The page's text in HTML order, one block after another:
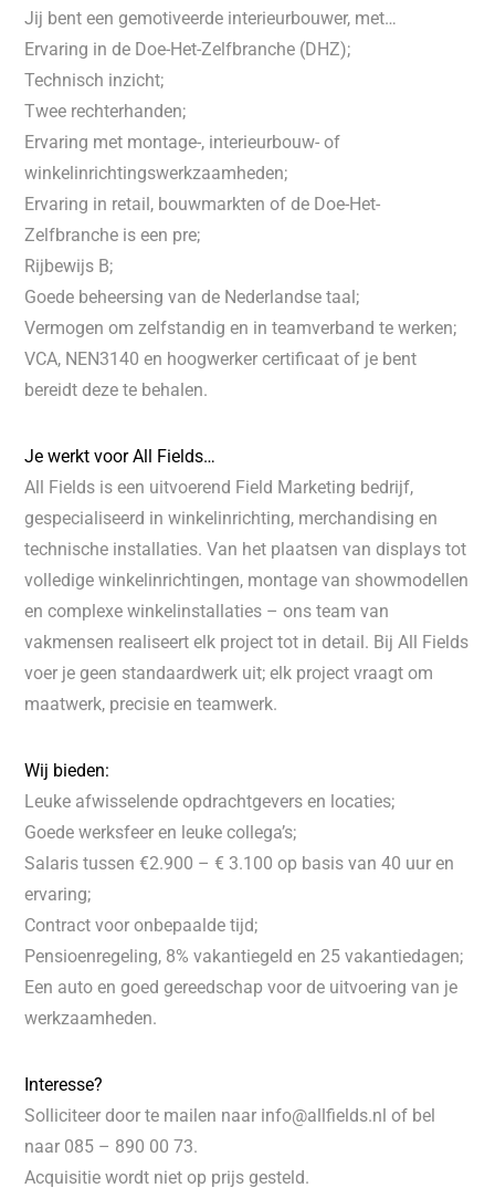
Jij bent een gemotiveerde interieurbouwer, met…
Ervaring in de Doe-Het-Zelfbranche (DHZ);
Technisch inzicht;
Twee rechterhanden;
Ervaring met montage-, interieurbouw- of
winkelinrichtingswerkzaamheden;
Ervaring in retail, bouwmarkten of de Doe-Het-
Zelfbranche is een pre;
Rijbewijs B;
Goede beheersing van de Nederlandse taal;
Vermogen om zelfstandig en in teamverband te werken;
VCA, NEN3140 en hoogwerker certificaat of je bent
bereidt deze te behalen.
Je werkt voor All Fields…
All Fields is een uitvoerend Field Marketing bedrijf,
gespecialiseerd in winkelinrichting, merchandising en
technische installaties. Van het plaatsen van displays tot
volledige winkelinrichtingen, montage van showmodellen
en complexe winkelinstallaties – ons team van
vakmensen realiseert elk project tot in detail. Bij All Fields
voer je geen standaardwerk uit; elk project vraagt om
maatwerk, precisie en teamwerk.
Wij bieden:
Leuke afwisselende opdrachtgevers en locaties;
Goede werksfeer en leuke collega’s;
Salaris tussen €2.900 – € 3.100 op basis van 40 uur en
ervaring;
Contract voor onbepaalde tijd;
Pensioenregeling, 8% vakantiegeld en 25 vakantiedagen;
Een auto en goed gereedschap voor de uitvoering van je
werkzaamheden.
Interesse?
Solliciteer door te mailen naar info@allfields.nl of bel
naar 085 – 890 00 73.
Acquisitie wordt niet op prijs gesteld.